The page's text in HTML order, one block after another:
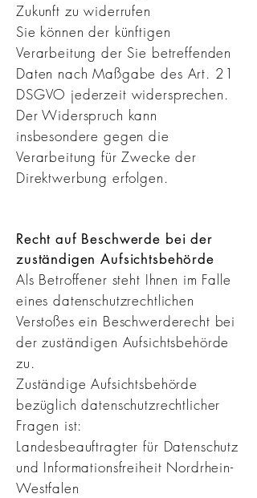
Zukunft zu widerrufen
Sie können der künftigen
Verarbeitung der Sie betreffenden
Daten nach Maßgabe des Art. 21
DSGVO jederzeit widersprechen.
Der Widerspruch kann
insbesondere gegen die
Verarbeitung für Zwecke der
Direktwerbung erfolgen.
Recht auf Beschwerde bei der
zuständigen Aufsichtsbehörde
Als Betroffener steht Ihnen im Falle
eines datenschutzrechtlichen
Verstoßes ein Beschwerderecht bei
der zuständigen Aufsichtsbehörde
zu.
Zuständige Aufsichtsbehörde
bezüglich datenschutzrechtlicher
Fragen ist:
Landesbeauftragter für Datenschutz
und Informationsfreiheit Nordrhein-
Westfalen